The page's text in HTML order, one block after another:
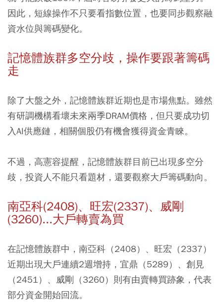
因此，短線操作不只要看指數位置，也要同步觀察融
資水位與籌碼變化。
記憶體族群多空分歧，操作要跟著籌碼
走
除了大盤之外，記憶體族群近期也是市場焦點。雖然
有研調機構看壞未來兩季DRAM價格，但只要成功切
入AI供應鏈，相關個股仍有機會獲得資金青睞。
不過，高憲容提醒，記憶體族群目前已出現多空分
歧，投資人不能只看題材，還要觀察大戶籌碼動向。
南亞科(2408)、旺宏(2337)、威剛
(3260)...大戶轉賣為買
在記憶體族群中， 南亞科（2408） 、 旺宏（2337）
近期出現大戶連續2週增持， 宜鼎（5289） 、 創見
（2451） 、 威剛（3260） 則有由賣轉買跡象，代表
部分資金開始回流。